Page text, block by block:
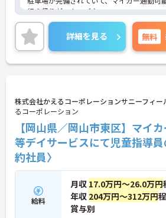
行き帰りがスムーズ♪
昇給制度あり！頑張りをしっかりと評価し
で、モチベーションを保ちやすい環境で
ご興味のある方は、マイナビ介護職までお
せください。
詳細を見る 無料
株式会社かえるコーポレーションサニーフィー
るコーポレーション
【岡山県／岡山市東区】マイ
等デイサービスにて児童指導
約社員〉
給料
月収 17.0万円～26.0万円
年収 204万円～312万円
賞与別